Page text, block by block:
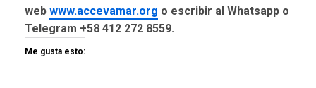
web www.accevamar.org o escribir al Whatsapp o
Telegram +58 412 272 8559.
Me gusta esto: